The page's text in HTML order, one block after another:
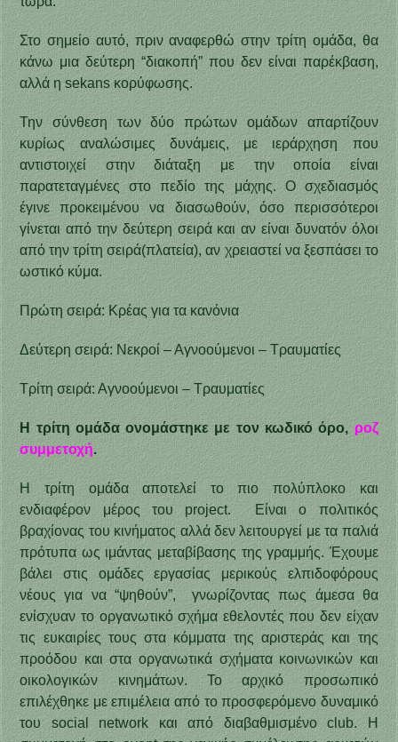
Στο σημείο αυτό, πριν αναφερθώ στην τρίτη ομάδα, θα
κάνω μια δεύτερη “διακοπή” που δεν είναι παρέκβαση,
αλλά η sekans κορύφωσης.
Την σύνθεση των δύο πρώτων ομάδων απαρτίζουν
κυρίως αναλώσιμες δυνάμεις, με ιεράρχηση που
αντιστοιχεί στην διάταξη με την οποία είναι
παρατεταγμένες στο πεδίο της μάχης. Ο σχεδιασμός
έγινε προκειμένου να διασωθούν, όσο περισσότεροι
γίνεται από την δεύτερη σειρά και αν είναι δυνατόν όλοι
από την τρίτη σειρά(πλατεία), αν χρειαστεί να ξεσπάσει το
ωστικό κύμα.
Πρώτη σειρά: Κρέας για τα κανόνια
Δεύτερη σειρά: Νεκροί – Αγνοούμενοι – Τραυματίες
Τρίτη σειρά: Αγνοούμενοι – Τραυματίες
Η τρίτη ομάδα ονομάστηκε με τον κωδικό όρο, ροζ
συμμετοχή.
Η τρίτη ομάδα αποτελεί το πιο πολύπλοκο και
ενδιαφέρον μέρος του project. Είναι ο πολιτικός
βραχίονας του κινήματος αλλά δεν λειτουργεί με τα παλιά
πρότυπα ως ιμάντας μεταβίβασης της γραμμής. Έχουμε
βάλει στις ομάδες εργασίας μερικούς ελπιδοφόρους
νέους για να “ψηθούν”, γνωρίζοντας πως άμεσα θα
ενίσχυαν το οργανωτικό σχήμα εθελοντές που δεν είχαν
τις ευκαιρίες τους στα κόμματα της αριστεράς και της
προόδου και στα οργανωτικά σχήματα κοινωνικών και
οικολογικών κινημάτων. Το αρχικό προσωπικό
επιλέχθηκε με επιμέλεια από το προσφερόμενο δυναμικό
του social network και από διαβαθμισμένο club. Η